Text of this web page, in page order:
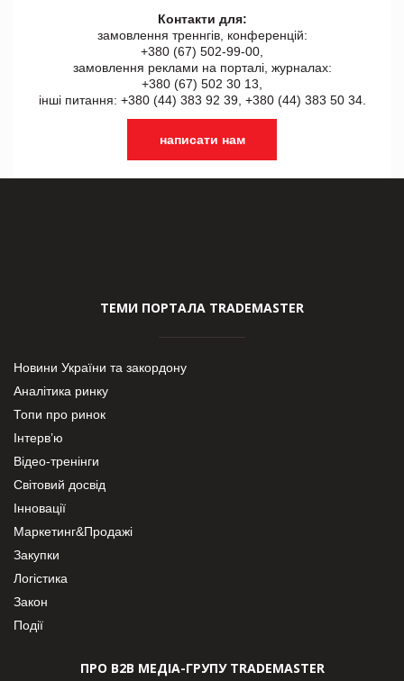
Контакти для:
замовлення треннгів, конференцій:
+380 (67) 502-99-00,
замовлення реклами на порталі, журналах:
+380 (67) 502 30 13,
інші питання: +380 (44) 383 92 39, +380 (44) 383 50 34.
написати нам
ТЕМИ ПОРТАЛА TRADEMASTER
Новини України та закордону
Аналітика ринку
Топи про ринок
Інтерв’ю
Відео-тренінги
Світовий досвід
Інновації
Маркетинг&Продажі
Закупки
Логістика
Закон
Події
ПРО В2В МЕДІА-ГРУПУ TRADEMASTER